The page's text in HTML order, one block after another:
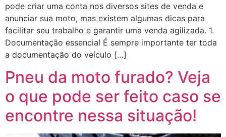
pode criar uma conta nos diversos sites de venda e
anunciar sua moto, mas existem algumas dicas para
facilitar seu trabalho e garantir uma venda agilizada. 1.
Documentação essencial É sempre importante ter toda
a documentação do veículo […]
Pneu da moto furado? Veja
o que pode ser feito caso se
encontre nessa situação!